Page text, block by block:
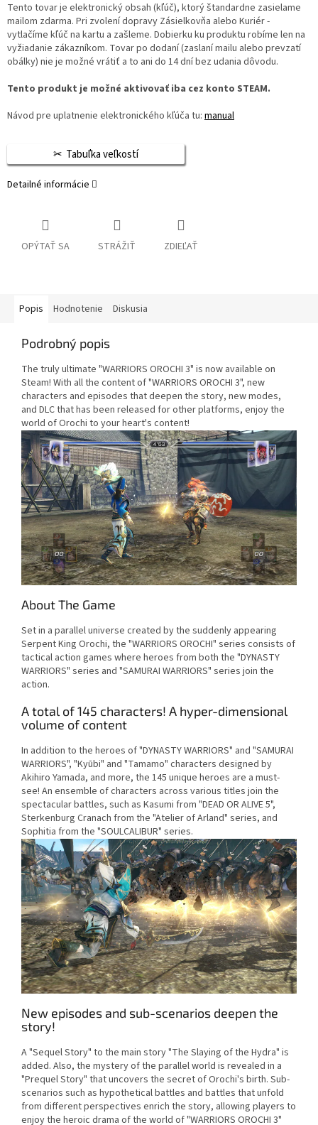
Tento tovar je elektronický obsah (kľúč), ktorý štandardne zasielame
mailom zdarma. Pri zvolení dopravy Zásielkovňa alebo Kuriér -
vytlačíme kľúč na kartu a zašleme. Dobierku ku produktu robíme len na
vyžiadanie zákazníkom. Tovar po dodaní (zaslaní mailu alebo prevzatí
obálky) nie je možné vrátiť a to ani do 14 dní bez udania dôvodu.
Tento produkt je možné aktivovať iba cez konto STEAM.
Návod pre uplatnenie elektronického kľúča tu: manual
Tabuľka veľkostí
Detailné informácie
OPÝTAŤ SA STRÁŽIŤ ZDIEĽAŤ
Popis Hodnotenie Diskusia
Podrobný popis
The truly ultimate "WARRIORS OROCHI 3" is now available on
Steam! With all the content of "WARRIORS OROCHI 3", new
characters and episodes that deepen the story, new modes,
and DLC that has been released for other platforms, enjoy the
world of Orochi to your heart's content!
About The Game
Set in a parallel universe created by the suddenly appearing
Serpent King Orochi, the "WARRIORS OROCHI" series consists of
tactical action games where heroes from both the "DYNASTY
WARRIORS" series and "SAMURAI WARRIORS" series join the
action.
A total of 145 characters! A hyper-dimensional
volume of content
In addition to the heroes of "DYNASTY WARRIORS" and "SAMURAI
WARRIORS", "Kyūbi" and "Tamamo" characters designed by
Akihiro Yamada, and more, the 145 unique heroes are a must-
see! An ensemble of characters across various titles join the
spectacular battles, such as Kasumi from "DEAD OR ALIVE 5",
Sterkenburg Cranach from the "Atelier of Arland" series, and
Sophitia from the "SOULCALIBUR" series.
New episodes and sub-scenarios deepen the
story!
A "Sequel Story" to the main story "The Slaying of the Hydra" is
added. Also, the mystery of the parallel world is revealed in a
"Prequel Story" that uncovers the secret of Orochi's birth. Sub-
scenarios such as hypothetical battles and battles that unfold
from different perspectives enrich the story, allowing players to
enjoy the heroic drama of the world of "WARRIORS OROCHI 3"